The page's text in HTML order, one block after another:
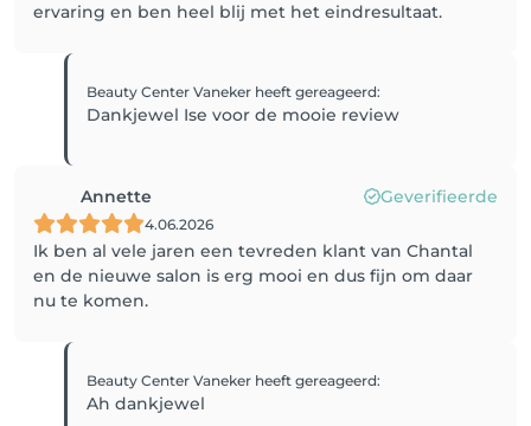
ervaring en ben heel blij met het eindresultaat.
Beauty Center Vaneker heeft gereageerd:
Dankjewel Ise voor de mooie review
Annette Geverifieerde
4.06.2026
Ik ben al vele jaren een tevreden klant van Chantal
en de nieuwe salon is erg mooi en dus fijn om daar
nu te komen.
Beauty Center Vaneker heeft gereageerd:
Ah dankjewel